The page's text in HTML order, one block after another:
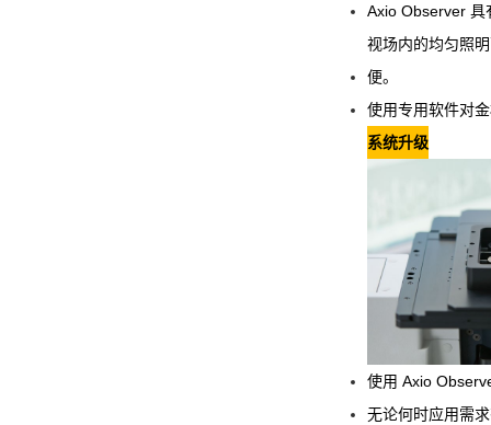
Axio Observer 具
视场内的均匀照
便。
使用专用软件对
系统升级
使用 Axio
无论何时应用需